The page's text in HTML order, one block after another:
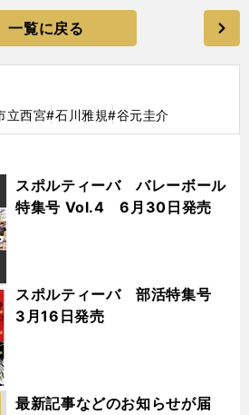
一覧に戻る
立西宮#石川雅規#谷元圭介
スポルティーバ バレーボール
特集号 Vol.4 6月30日発売
スポルティーバ 部活特集号
3月16日発売
最新記事などのお知らせが届